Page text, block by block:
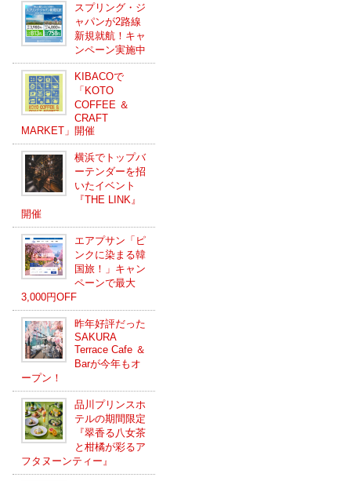
スプリング・ジ
ャパンが2路線
新規就航！キャ
ンペーン実施中
KIBACOで
「KOTO
COFFEE ＆
CRAFT
MARKET」開催
横浜でトップバ
ーテンダーを招
いたイベント
『THE LINK』
開催
エアプサン「ピ
ンクに染まる韓
国旅！」キャン
ペーンで最大
3,000円OFF
昨年好評だった
SAKURA
Terrace Cafe ＆
Barが今年もオ
ープン！
品川プリンスホ
テルの期間限定
『翠香る八女茶
と柑橘が彩るア
フタヌーンティー』